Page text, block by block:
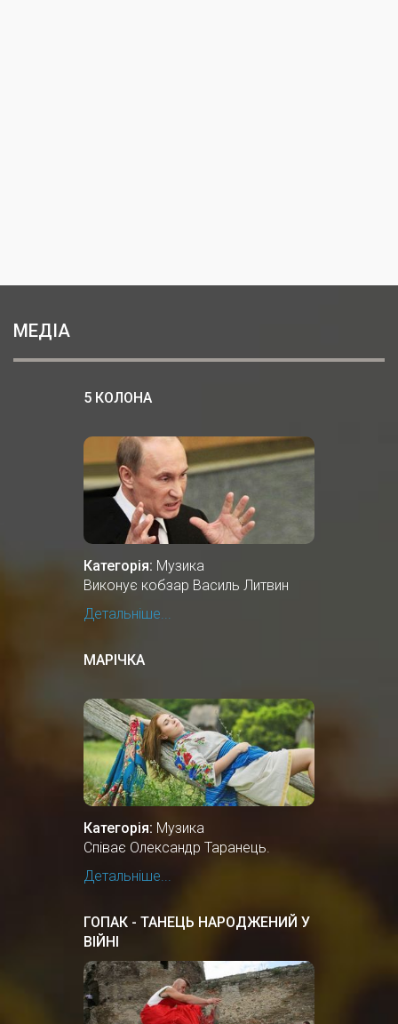
МЕДІА
5 КОЛОНА
Категорія: Музика
Виконує кобзар Василь Литвин
Детальніше...
МАРІЧКА
Категорія: Музика
Співає Олександр Таранець.
Детальніше...
ГОПАК - ТАНЕЦЬ НАРОДЖЕНИЙ У
ВІЙНІ